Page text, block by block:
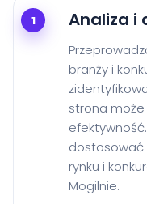
1 Analiza i
branży i
strona
dostosować
rynku i
Mogilnie.